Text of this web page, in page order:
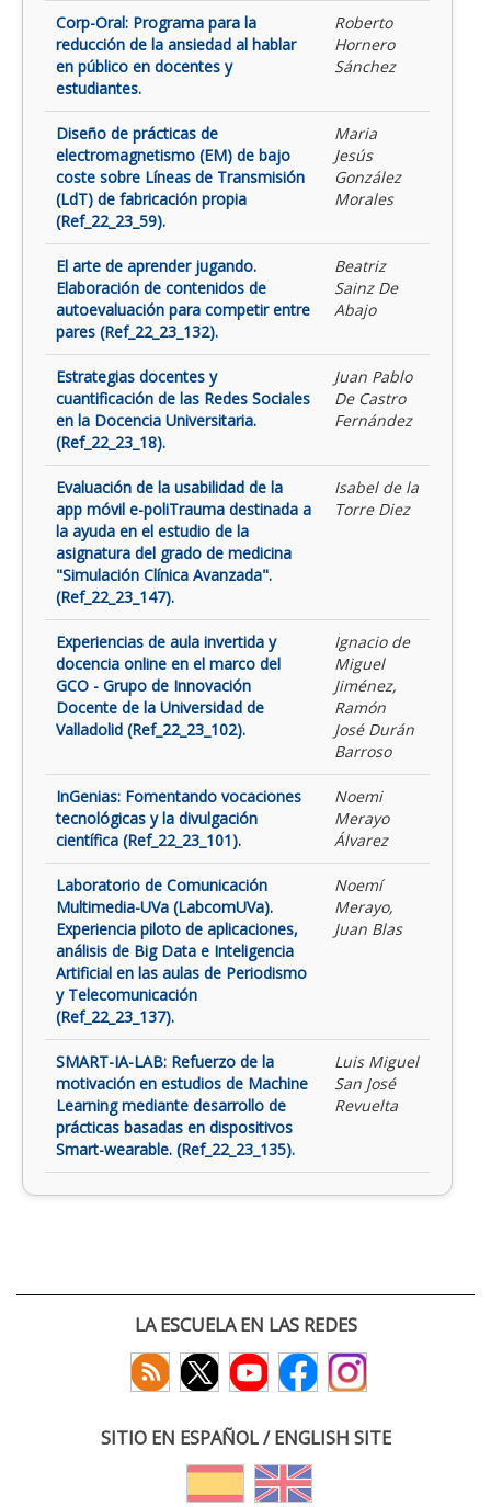
Corp-Oral: Programa para la
reducción de la ansiedad al hablar
en público en docentes y
estudiantes.
Roberto
Hornero
Sánchez
Diseño de prácticas de
electromagnetismo (EM) de bajo
coste sobre Líneas de Transmisión
(LdT) de fabricación propia
(Ref_22_23_59).
Maria
Jesús
González
Morales
El arte de aprender jugando.
Elaboración de contenidos de
autoevaluación para competir entre
pares (Ref_22_23_132).
Beatriz
Sainz De
Abajo
Estrategias docentes y
cuantificación de las Redes Sociales
en la Docencia Universitaria.
(Ref_22_23_18).
Juan Pablo
De Castro
Fernández
Evaluación de la usabilidad de la
app móvil e-poliTrauma destinada a
la ayuda en el estudio de la
asignatura del grado de medicina
"Simulación Clínica Avanzada".
(Ref_22_23_147).
Isabel de la
Torre Diez
Experiencias de aula invertida y
docencia online en el marco del
GCO - Grupo de Innovación
Docente de la Universidad de
Valladolid (Ref_22_23_102).
Ignacio de
Miguel
Jiménez,
Ramón
José Durán
Barroso
InGenias: Fomentando vocaciones
tecnológicas y la divulgación
científica (Ref_22_23_101).
Noemi
Merayo
Álvarez
Laboratorio de Comunicación
Multimedia-UVa (LabcomUVa).
Experiencia piloto de aplicaciones,
análisis de Big Data e Inteligencia
Artificial en las aulas de Periodismo
y Telecomunicación
(Ref_22_23_137).
Noemí
Merayo,
Juan Blas
SMART-IA-LAB: Refuerzo de la
motivación en estudios de Machine
Learning mediante desarrollo de
prácticas basadas en dispositivos
Smart-wearable. (Ref_22_23_135).
Luis Miguel
San José
Revuelta
LA ESCUELA EN LAS REDES
SITIO EN ESPAÑOL / ENGLISH SITE